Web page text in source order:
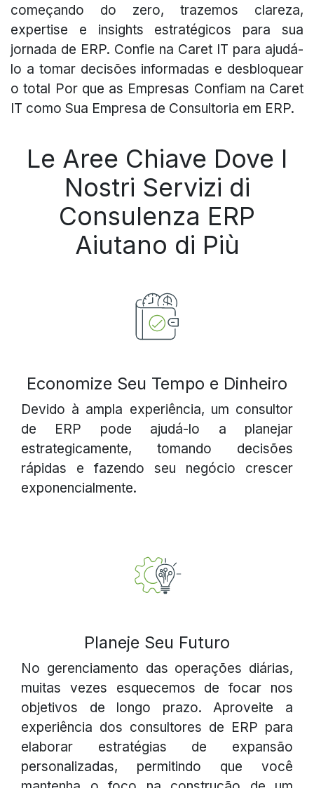
começando do zero, trazemos clareza,
expertise e insights estratégicos para sua
jornada de ERP. Confie na Caret IT para ajudá-
lo a tomar decisões informadas e desbloquear
o total Por que as Empresas Confiam na Caret
IT como Sua Empresa de Consultoria em ERP.
Le Aree Chiave Dove I
Nostri Servizi di
Consulenza ERP
Aiutano di Più
Economize Seu Tempo e Dinheiro
Devido à ampla experiência, um consultor
de ERP pode ajudá-lo a planejar
estrategicamente, tomando decisões
rápidas e fazendo seu negócio crescer
exponencialmente.
Planeje Seu Futuro
No gerenciamento das operações diárias,
muitas vezes esquecemos de focar nos
objetivos de longo prazo. Aproveite a
experiência dos consultores de ERP para
elaborar estratégias de expansão
personalizadas, permitindo que você